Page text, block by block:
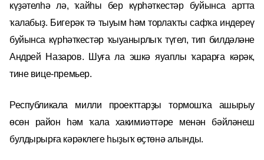
күҙәтелһә лә, ҡайһы бер күрһәткестәр буйынса артта
ҡалабыҙ. Бигерәк тә тыуым һәм торлаҡты сафҡа индереү
буйынса күрһәткестәр ҡыуанырлыҡ түгел, тип билдәләне
Андрей Назаров.
Шуға ла эшкә яуаплы ҡарарға кәрәк,
тине вице-премьер.
Республикала милли проекттарҙы тормошҡа ашырыу
өсөн район һәм ҡала хакимиәттәре менән бәйләнеш
булдырырға кәрәклеге һыҙыҡ өҫтөнә алынды.